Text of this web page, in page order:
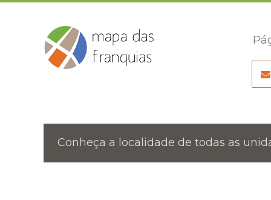
Conheça a localidade de todas as